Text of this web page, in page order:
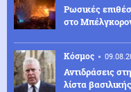
Ρωσικές
στο
Κόσμος
Αντιδράσεις
λίστα